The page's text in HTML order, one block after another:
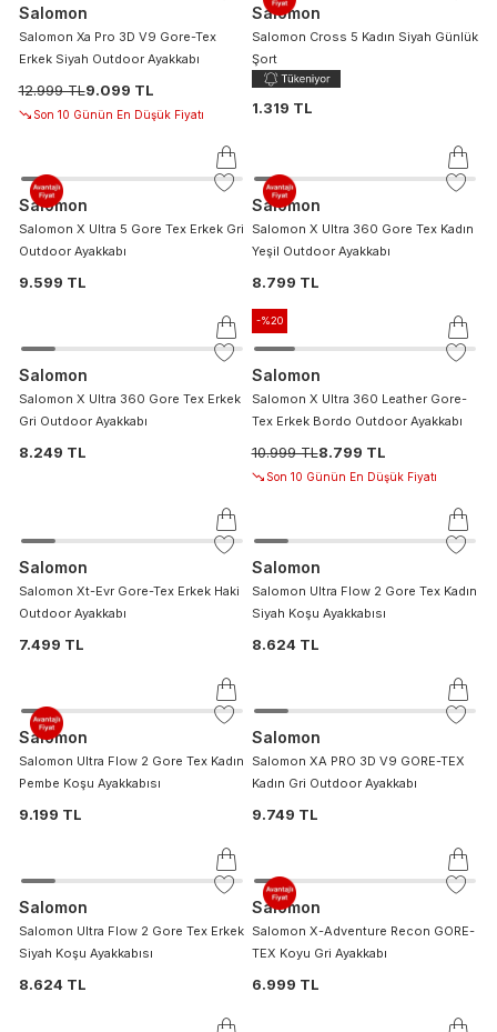
Salomon
Salomon Xa Pro 3D V9 Gore-Tex
Erkek Siyah Outdoor Ayakkabı
12.999 TL9.099 TL
Son 10 Günün En Düşük Fiyatı
Salomon
Salomon Cross 5 Kadın Siyah Günlük
Şort
1.319 TL
Salomon
Salomon X Ultra 5 Gore Tex Erkek Gri
Outdoor Ayakkabı
9.599 TL
Salomon
Salomon X Ultra 360 Gore Tex Kadın
Yeşil Outdoor Ayakkabı
8.799 TL
Salomon
Salomon X Ultra 360 Gore Tex Erkek
Gri Outdoor Ayakkabı
8.249 TL
-%20
Salomon
Salomon X Ultra 360 Leather Gore-
Tex Erkek Bordo Outdoor Ayakkabı
10.999 TL8.799 TL
Son 10 Günün En Düşük Fiyatı
Salomon
Salomon Xt-Evr Gore-Tex Erkek Haki
Outdoor Ayakkabı
7.499 TL
Salomon
Salomon Ultra Flow 2 Gore Tex Kadın
Siyah Koşu Ayakkabısı
8.624 TL
Salomon
Salomon Ultra Flow 2 Gore Tex Kadın
Pembe Koşu Ayakkabısı
9.199 TL
Salomon
Salomon XA PRO 3D V9 GORE-TEX
Kadın Gri Outdoor Ayakkabı
9.749 TL
Salomon
Salomon Ultra Flow 2 Gore Tex Erkek
Siyah Koşu Ayakkabısı
8.624 TL
Salomon
Salomon X-Adventure Recon GORE-
TEX Koyu Gri Ayakkabı
6.999 TL